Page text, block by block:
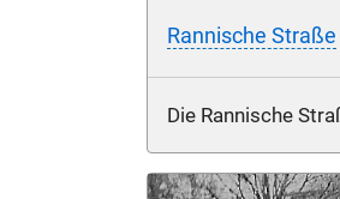
Rannische Straße
Die Rannische